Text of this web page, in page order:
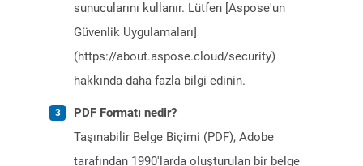
sunucularını kullanır. Lütfen [Aspose'un
Güvenlik Uygulamaları]
(https://about.aspose.cloud/security)
hakkında daha fazla bilgi edinin.
PDF Formatı nedir?
Taşınabilir Belge Biçimi (PDF), Adobe
tarafından 1990'larda oluşturulan bir belge